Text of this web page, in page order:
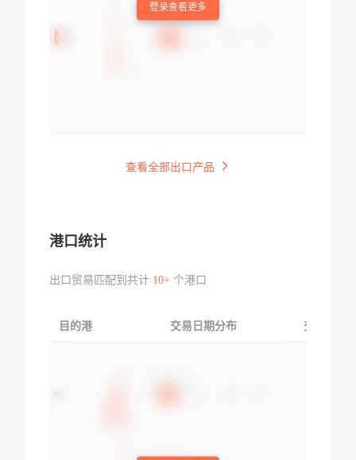
登录查看更多
查看全部出口产品
港口统计
出口贸易匹配到共计 10+个港口
目的港 交易日期分布 交易产品